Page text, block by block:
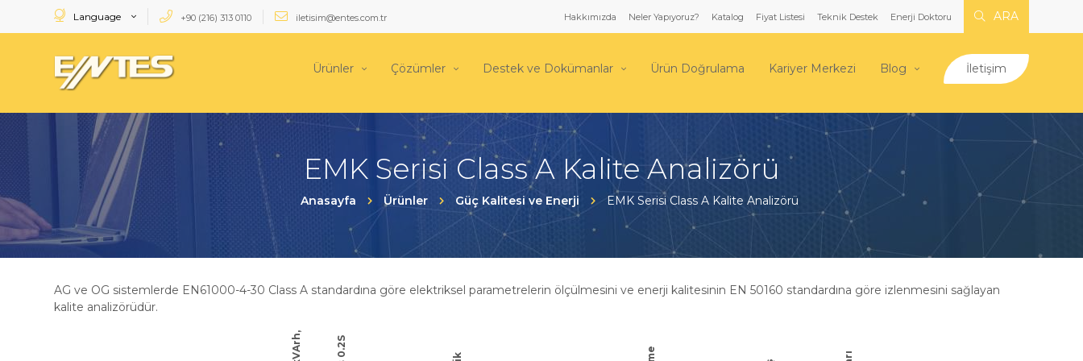
Language +90 (216) 313 0110 iletisim@entes.com.tr Hakkımızda Neler Yapıyoruz? Katalog Fiyat Listesi Teknik Destek Enerji Doktoru ARA
Ürünler Çözümler Destek ve Dokümanlar Ürün Doğrulama Kariyer Merkezi Blog İletişim
EMK Serisi Class A Kalite Analizörü
Anasayfa Ürünler Güç Kalitesi ve Enerji EMK Serisi Class A Kalite Analizörü
AG ve OG sistemlerde EN61000-4-30 Class A standardına göre elektriksel parametrelerin ölçülmesini ve enerji kalitesinin EN 50160 standardına göre izlenmesini sağlayan
kalite analizörüdür.